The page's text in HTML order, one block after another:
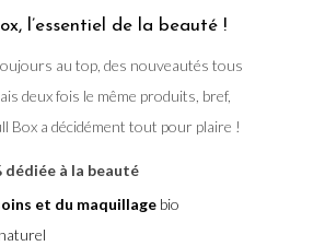
l’essentiel de la beauté !
au top, des nouveautés tous
deux fois le même produits, bref,
Box a décidément tout pour plaire !
dédiée à la beauté
et du maquillagebio